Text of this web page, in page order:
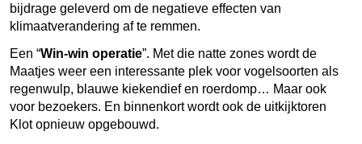
bijdrage geleverd om de negatieve effecten van
klimaatverandering af te remmen.
Een “Win-win operatie”. Met die natte zones wordt de
Maatjes weer een interessante plek voor vogelsoorten als
regenwulp, blauwe kiekendief en roerdomp… Maar ook
voor bezoekers. En binnenkort wordt ook de uitkijktoren
Klot opnieuw opgebouwd.